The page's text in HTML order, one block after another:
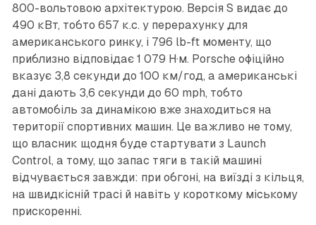
800-вольтовою архітектурою. Версія S видає до
490 кВт, тобто 657 к.с. у перерахунку для
американського ринку, і 796 lb-ft моменту, що
приблизно відповідає 1 079 Н·м. Porsche офіційно
вказує 3,8 секунди до 100 км/год, а американські
дані дають 3,6 секунди до 60 mph, тобто
автомобіль за динамікою вже знаходиться на
території спортивних машин. Це важливо не тому,
що власник щодня буде стартувати з Launch
Control, а тому, що запас тяги в такій машині
відчувається завжди: при обгоні, на виїзді з кільця,
на швидкісній трасі й навіть у короткому міському
прискоренні.